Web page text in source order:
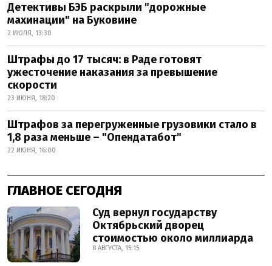
Детективы БЭБ раскрыли "дорожные
махинации" на Буковине
2 ИЮЛЯ, 13:30
Штрафы до 17 тысяч: в Раде готовят
ужесточение наказания за превышение
скорости
23 ИЮНЯ, 18:20
Штрафов за перегруженные грузовики стало в
1,8 раза меньше – "Опендатабот"
22 ИЮНЯ, 16:00
ГЛАВНОЕ СЕГОДНЯ
Суд вернул государству
Октябрьский дворец
стоимостью около миллиарда
8 АВГУСТА, 15:15